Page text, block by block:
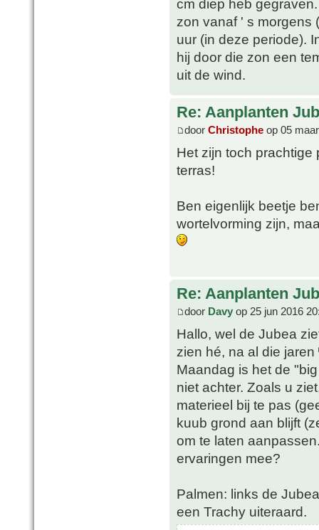
cm diep heb
zon vanaf ' s morgens
uur (in deze periode).
hij door die zon een
uit de wind.
Re: Aanplanten
door Christophe op 05
Het zijn toch prachtige
terras!
Ben eigenlijk beetje
wortelvorming zijn,
Re: Aanplanten
door Davy op 25 jun 2016
Hallo, wel de Jubea
zien hé, na al die jaren
Maandag is het de
niet achter. Zoals u
materieel bij te pas
kuub grond aan blijft
om te laten
ervaringen mee?
Palmen: links de
een Trachy uiteraard.